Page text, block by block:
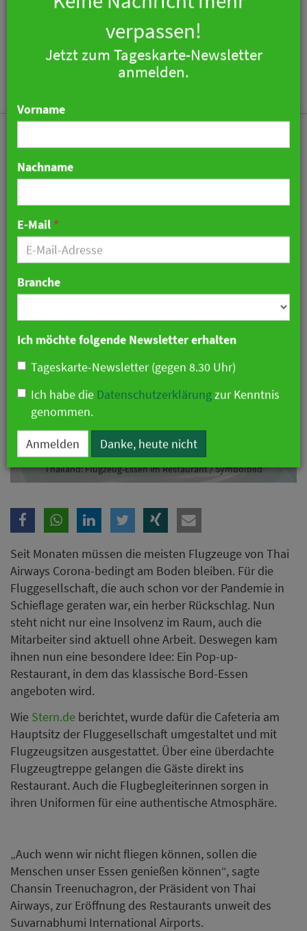
Thailand: Flugzeug-Essen
im Restaurant
24. September 2020 15:25 Uhr
Thailand: Flugzeug-Essen im Restaurant / Symbolbild
Seit Monaten müssen die meisten Flugzeuge von Thai
Airways Corona-bedingt am Boden bleiben. Für die
Fluggesellschaft, die auch schon vor der Pandemie in
Schieflage geraten war, ein herber Rückschlag. Nun
steht nicht nur eine Insolvenz im Raum, auch die
Mitarbeiter sind aktuell ohne Arbeit. Deswegen kam
ihnen nun eine besondere Idee: Ein Pop-up-
Restaurant, in dem das klassische Bord-Essen
angeboten wird.
Wie Stern.de berichtet, wurde dafür die Cafeteria am
Hauptsitz der Fluggesellschaft umgestaltet und mit
Flugzeugsitzen ausgestattet. Über eine überdachte
Flugzeugtreppe gelangen die Gäste direkt ins
Restaurant. Auch die Flugbegleiterinnen sorgen in
ihren Uniformen für eine authentische Atmosphäre.
„Auch wenn wir nicht fliegen können, sollen die
Menschen unser Essen genießen können“, sagte
Chansin Treenuchagron, der Präsident von Thai
Airways, zur Eröffnung des Restaurants unweit des
Suvarnabhumi International Airports.
Keine Nachricht mehr
verpassen!
E-Mail*
Ich möchte folgende Newsletter erhalten
Tageskarte-Newsletter (gegen 8.30 Uhr)
Ich habe dieDatenschutzerklärung
genommen.
Anmelden Danke, heute nicht